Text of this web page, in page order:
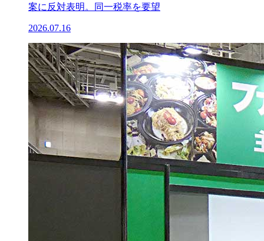
案に反対表明。同一税率を要望
2026.07.16